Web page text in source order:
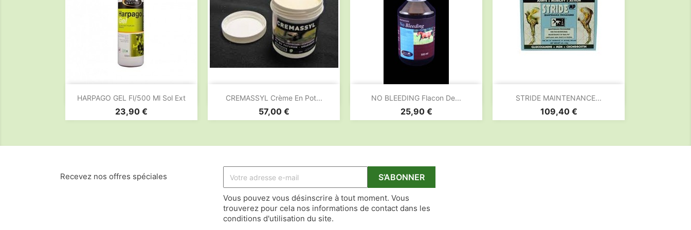
HARPAGO GEL Fl/500 Ml Sol Ext
Prix
23,90 €
Aperçu rapide CREMASSYL Crème En Pot...
Prix
57,00 €
Aperçu rapide NO BLEEDING Flacon De...
Prix
25,90 €
 Aperçu rapide STRIDE MAINTENANCE...
Prix
109,40 €
Aperçu rapide
Recevez nos offres spéciales
Vous pouvez vous désinscrire à tout moment. Vous
trouverez pour cela nos informations de contact dans les
conditions d'utilisation du site.